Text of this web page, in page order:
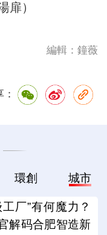
扉）
編輯：鐘薇
環創 城市
厂”有何魔力？
解码合肥智造新